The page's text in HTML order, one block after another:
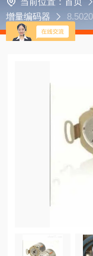
增量编码器
3661.4344.5412